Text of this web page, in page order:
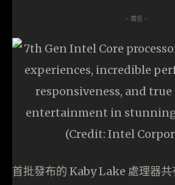
- 廣告 -
首批發布的 Kaby Lake 處理器